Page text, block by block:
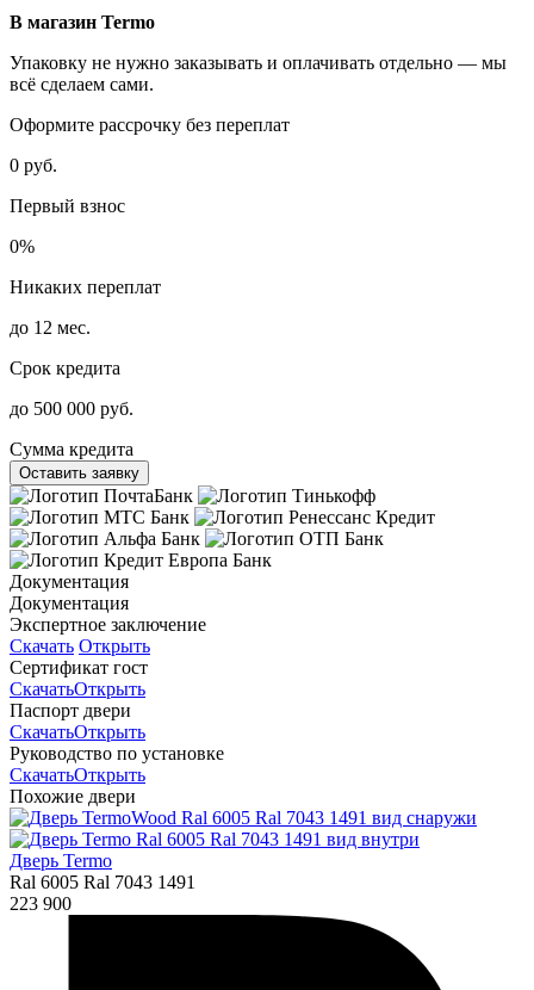
В магазин Termo
Упаковку не нужно заказывать и оплачивать отдельно — мы
всё сделаем сами.
Оформите рассрочку без переплат
0 руб.
Первый взнос
0%
Никаких переплат
до 12 мес.
Срок кредита
до 500 000 руб.
Сумма кредита
Оставить заявку
Документация
Документация
Экспертное заключение
Скачать Открыть
Сертификат гост
СкачатьОткрыть
Паспорт двери
СкачатьОткрыть
Руководство по установке
СкачатьОткрыть
Похожие двери
Дверь Termo
Ral 6005 Ral 7043 1491
223 900